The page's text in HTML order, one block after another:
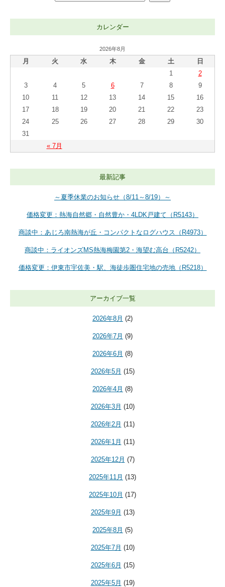
カレンダー
2026年8月
月 火 水 木 金 土 日
« 7月
1
2
3
4 5 6 7 8
9
10
11 12 13 14 15
16
17
18 19 20 21 22
23
24
25 26 27 28 29
30
31
最新記事
～夏季休業のお知らせ（8/11～8/19）～
価格変更：熱海自然郷・自然豊か・4LDK戸建て（R5143）
商談中：あじろ南熱海が丘・コンパクトなログハウス（R4973）
商談中：ライオンズMS熱海梅園第2・海望む高台（R5242）
価格変更：伊東市宇佐美・駅、海徒歩圏住宅地の売地（R5218）
アーカイブ一覧
2026年8月 (2)
2026年7月 (9)
2026年6月 (8)
2026年5月 (15)
2026年4月 (8)
2026年3月 (10)
2026年2月 (11)
2026年1月 (11)
2025年12月 (7)
2025年11月 (13)
2025年10月 (17)
2025年9月 (13)
2025年8月 (5)
2025年7月 (10)
2025年6月 (15)
2025年5月 (19)